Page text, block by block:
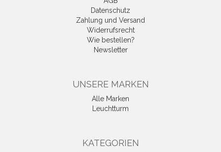
Datenschutz
Zahlung und Versand
Widerrufsrecht
Wie bestellen?
Newsletter
UNSERE MARKEN
Alle Marken
Leuchtturm
KATEGORIEN